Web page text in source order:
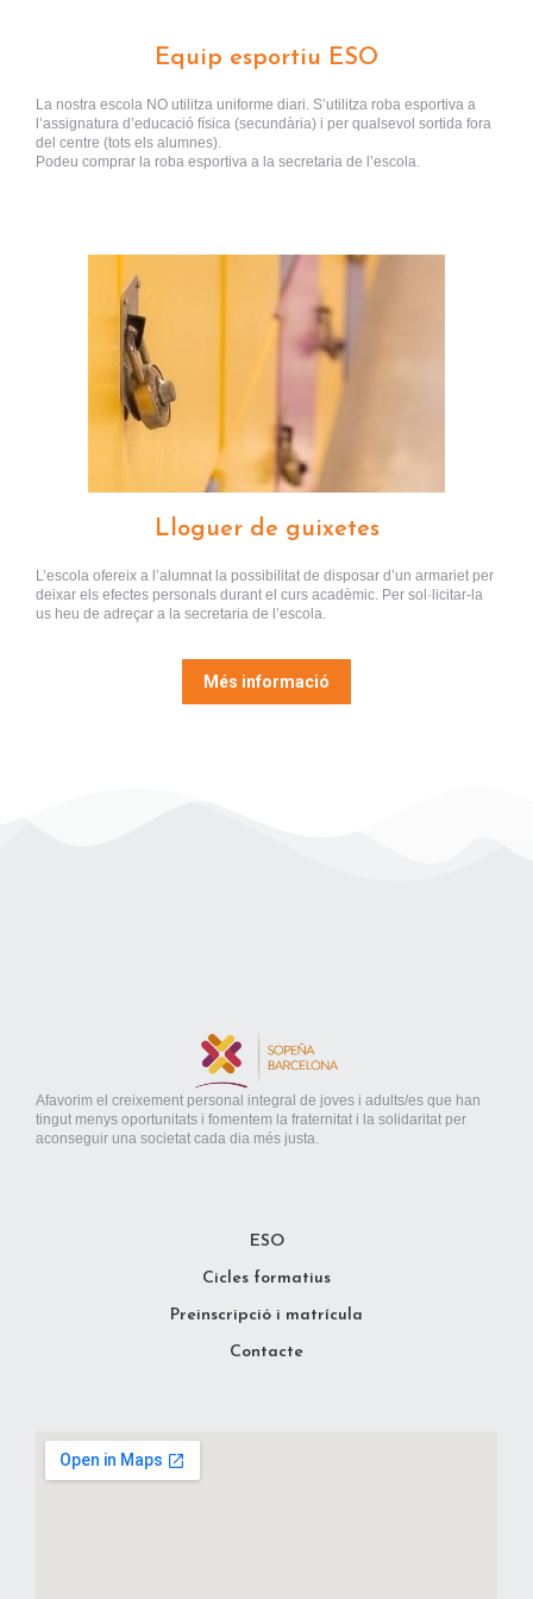
Equip esportiu ESO
La nostra escola NO utilitza uniforme diari. S’utilitza roba esportiva a
l’assignatura d’educació física (secundària) i per qualsevol sortida fora
del centre (tots els alumnes).
Podeu comprar la roba esportiva a la secretaria de l’escola.
Lloguer de guixetes
L’escola ofereix a l’alumnat la possibilitat de disposar d’un armariet per
deixar els efectes personals durant el curs acadèmic. Per sol·licitar-la
us heu de adreçar a la secretaria de l’escola.
Més informació
Afavorim el creixement personal integral de joves i adults/es que han
tingut menys oportunitats i fomentem la fraternitat i la solidaritat per
aconseguir una societat cada dia més justa.
ESO
Cicles formatius
Preinscripció i matrícula
Contacte